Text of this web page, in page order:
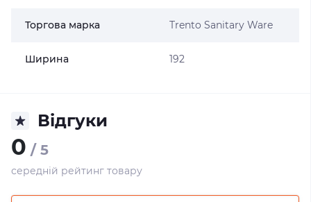
Торгова марка Trento Sanitary Ware
Ширина 192
Відгуки
0 / 5
середній рейтинг товару